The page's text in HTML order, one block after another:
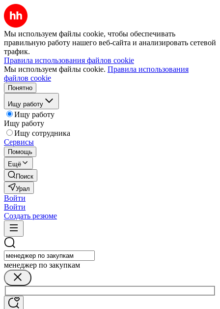
Мы используем файлы cookie, чтобы обеспечивать
правильную работу нашего веб-сайта и анализировать сетевой
трафик.
Правила использования файлов cookie
Мы используем файлы cookie. Правила использования
файлов cookie
Понятно
Ищу работу
Ищу работу
Ищу работу
Ищу сотрудника
Сервисы
Помощь
Ещё
Поиск
Урал
Войти
Войти
Создать резюме
менеджер по закупкам